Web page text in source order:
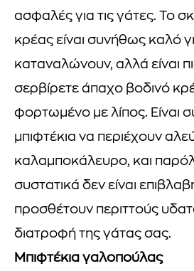
ασφαλές για τις γάτες. Το
κρέας είναι συνήθως καλό
καταναλώνουν, αλλά είναι
σερβίρετε άπαχο βοδινό
φορτωμένο με λίπος. Είναι
μπιφτέκια να περιέχουν
καλαμποκάλευρο, και
συστατικά δεν είναι
προσθέτουν περιττούς
διατροφή της γάτας σας.
Μπιφτέκια γαλοπούλας